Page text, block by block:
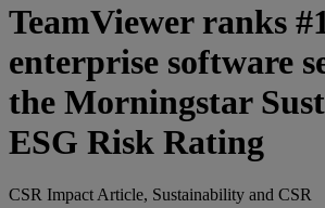
TeamViewer ranks
enterprise software
the Morningstar
ESG Risk Rating
CSR Impact Article, Sustainability and CSR